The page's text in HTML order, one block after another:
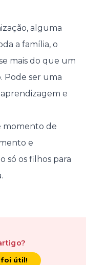
alguma
a família, o
mais do que um
Pode ser uma
e
momento de
e
só os filhos para
?
foi útil!